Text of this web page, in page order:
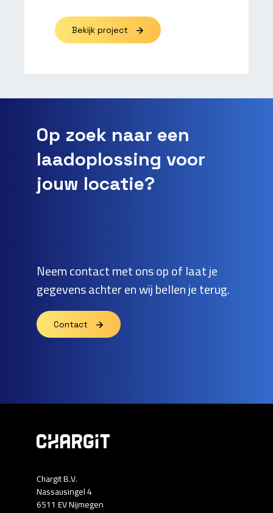
Bekijk project
Op zoek naar een
laadoplossing voor
jouw locatie?
Neem contact met ons op of laat je
gegevens achter en wij bellen je terug.
Contact
Chargit B.V.
Nassausingel 4
6511 EV Nijmegen